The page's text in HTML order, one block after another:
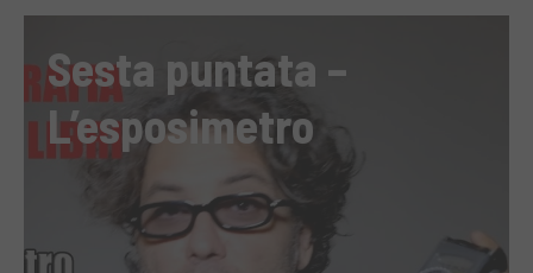
Sesta puntata –
L’esposimetro